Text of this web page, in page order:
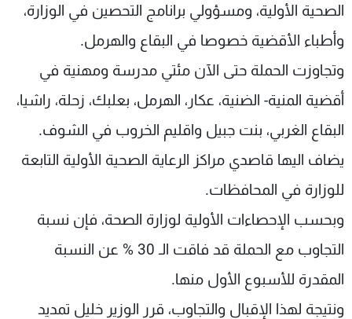
الصحية الأولية، ومسؤولي برانامج التحصين في الوزارة،
وأطباء الأقضية خصوصا في البقاع والهرمل.
وتجاوزت الحملة حتى الآن مئتي مدرسة ومهنية في
أقضية المنية- الضنية، عكار، الهرمل، بعلبك، زحلة، راشيا،
البقاع الغربي، بنت جبيل واقليم الخروب في الشوف.
يضاف اليها قاصدي مراكز الرعاية الصحية الأولية التابعة
للوزارة في المحافظات.
وبحسب الإحصاءات الأولية لوزارة الصحة، فإن نسبة
التجاوب مع الحملة قد فاقت الـ 30 % عن النسبة
المقدرة للأسبوع الأول منها.
ونتيجة لهذا الإقبال والتجاوب، قرر الوزير خليل تمديد
الإنـتـاج
لاعلاناتكم
تواصل معنا
سياسة الخصوصية